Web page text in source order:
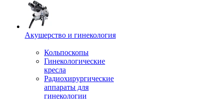
Акушерство и гинекология
Кольпоскопы
Гинекологические
кресла
Радиохирургические
аппараты для
гинекологии